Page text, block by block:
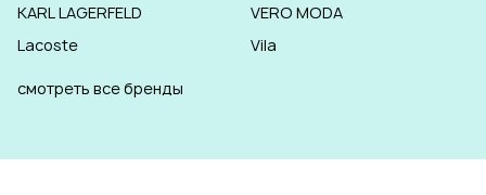
KARL LAGERFELD
Lacoste
VERO MODA
Vila
смотреть все бренды